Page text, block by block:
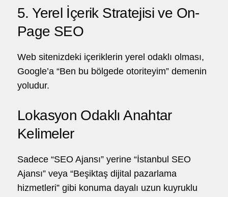
5. Yerel İçerik Stratejisi ve On-
Page SEO
Web sitenizdeki içeriklerin yerel odaklı olması,
Google’a “Ben bu bölgede otoriteyim” demenin
yoludur.
Lokasyon Odaklı Anahtar
Kelimeler
Sadece “SEO Ajansı” yerine “İstanbul SEO
Ajansı” veya “Beşiktaş dijital pazarlama
hizmetleri” gibi konuma dayalı uzun kuyruklu